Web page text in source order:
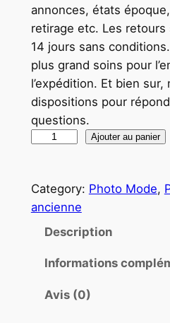
annonces, états
retirage etc. Les
14 jours sans
plus grand soins pour
l’expédition. Et bien
dispositions pour
questions.
n
t
Ajouter au panier
Category: Photo Mode,
ancienne
Description
Informations
Avis (0)